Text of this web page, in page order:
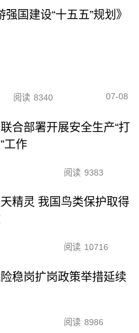
国建设“十五五”规划》
阅读 8340 07-08
合部署开展安全生产“打
工作
阅读 9383
精灵 我国鸟类保护取得
阅读 10716
稳岗扩岗政策举措延续
阅读 8986